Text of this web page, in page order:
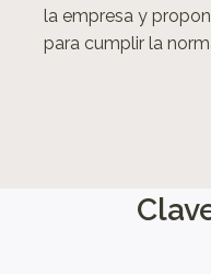
la empresa y
para cumplir la